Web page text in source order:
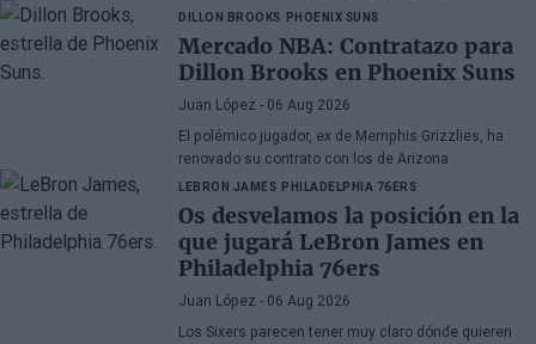
DILLON BROOKS PHOENIX SUNS
Mercado NBA: Contratazo para
Dillon Brooks en Phoenix Suns
Juan López - 06 Aug 2026
El polémico jugador, ex de Memphis Grizzlies, ha
renovado su contrato con los de Arizona
LEBRON JAMES PHILADELPHIA 76ERS
Os desvelamos la posición en la
que jugará LeBron James en
Philadelphia 76ers
Juan López - 06 Aug 2026
Los Sixers parecen tener muy claro dónde quieren